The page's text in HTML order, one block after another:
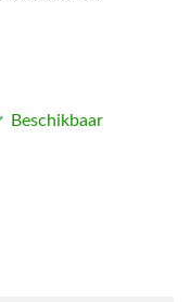
Beschikbaar